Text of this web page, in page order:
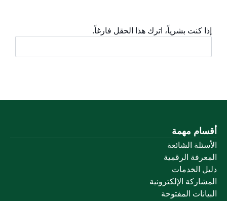
إذا كنت بشرياً، اترك هذا الحقل فارغاً.
أقسام مهمة
الأسئلة الشائعة
المعرفة الرقمية
دليل الخدمات
المشاركة الإلكترونية
البيانات المفتوحة